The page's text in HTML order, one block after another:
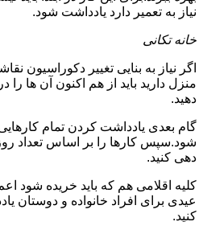
نیاز به تعمیر دارد یادداشت شود.
خانه تکانی
اگر نیاز به بنایی تغییر دکوراسیون
منزل دارید باید از هم اکنون آن ها
دهید.
گام بعدی یادداشت کردن تمام
شود.سپس کارها را بر اساس تعداد
دهی کنید.
کلیه اقلامی هم که باید خریده شود
عیدی برای افراد خانواده و دوستان
کنید.